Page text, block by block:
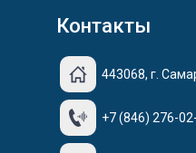
Контакты
443068, г.
+7 (846) 276-